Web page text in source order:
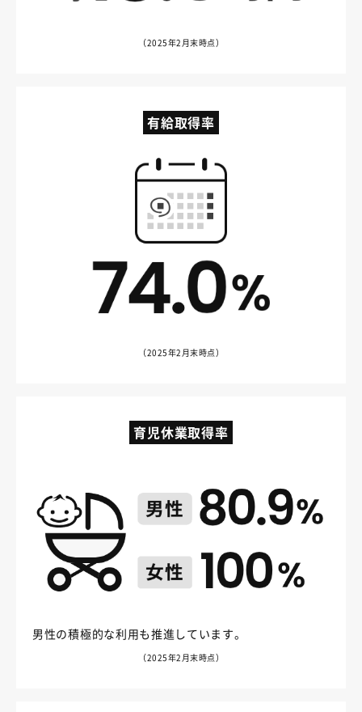
（2025年2月末時点）
有給取得率
（2025年2月末時点）
育児休業取得率
男性の積極的な利用も推進しています。
（2025年2月末時点）